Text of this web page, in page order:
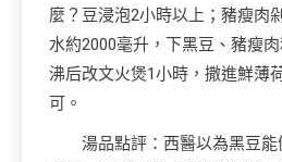
麼？豆浸泡2小時以上；豬瘦肉
水約2000毫升，下黑豆、豬瘦肉
沸后改文火煲1小時，撒進鮮薄
可。
湯品點評：西醫以為黑豆能